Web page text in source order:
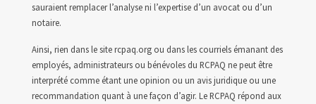
sauraient remplacer l’analyse ni l’expertise d’un avocat ou d’un
notaire.
Ainsi, rien dans le site rcpaq.org ou dans les courriels émanant des
employés, administrateurs ou bénévoles du RCPAQ ne peut être
interprété comme étant une opinion ou un avis juridique ou une
recommandation quant à une façon d’agir. Le RCPAQ répond aux